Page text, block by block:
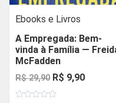
Ebooks e Livros
A Empregada: Bem-
vinda à Família —
McFadden
R$29,90 O
preço
R$ 9,90O